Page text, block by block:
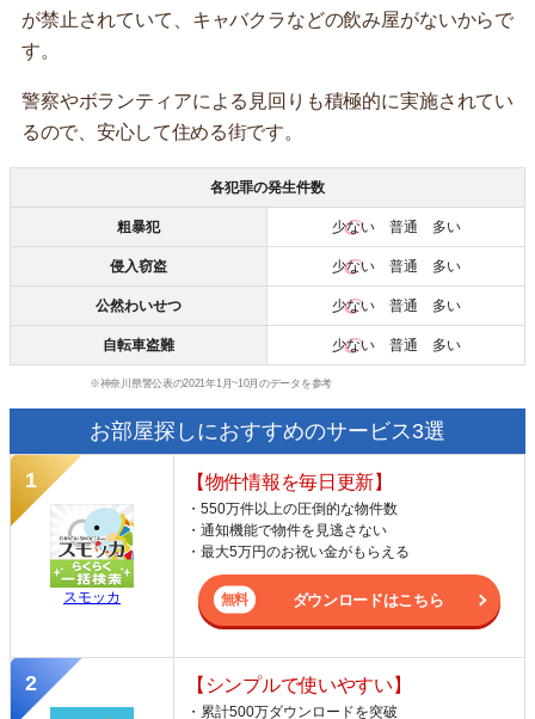
が禁止されていて、キャバクラなどの飲み屋がないからで
す。
警察やボランティアによる見回りも積極的に実施されてい
るので、安心して住める街です。
各犯罪の発生件数
粗暴犯 少ない普通 多い
侵入窃盗 少ない普通 多い
公然わいせつ 少ない普通 多い
自転車盗難 少ない普通 多い
※神奈川県警公表の2021年1月~10月のデータを参考
お部屋探しにおすすめのサービス3選
スモッカ
【物件情報を毎日更新】
・550万件以上の圧倒的な物件数
・通知機能で物件を見逃さない
・最大5万円のお祝い金がもらえる
ダウンロードはこちら
【シンプルで使いやすい】
・累計500万ダウンロードを突破